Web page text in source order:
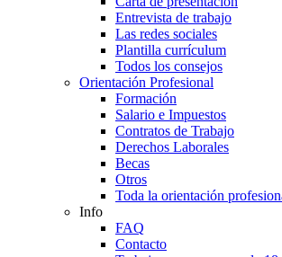
Entrevista de trabajo
Las redes sociales
Plantilla currículum
Todos los consejos
Orientación Profesional
Formación
Salario e Impuestos
Contratos de Trabajo
Derechos Laborales
Becas
Otros
Toda la orientación
Info
FAQ
Contacto